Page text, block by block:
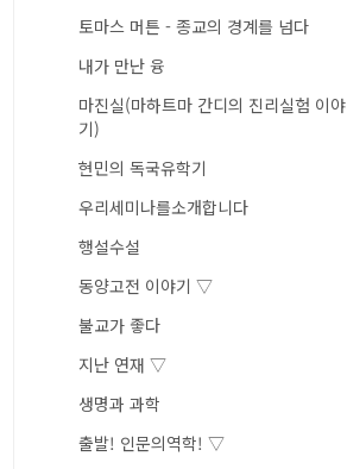
토마스 머튼 - 종교의 경계를 넘다
내가 만난 융
마진실(마하트마 간디의 진리실험 이야
기)
현민의 독국유학기
우리세미나를소개합니다
행설수설
동양고전 이야기 ▽
불교가 좋다
지난 연재 ▽
생명과 과학
출발! 인문의역학! ▽